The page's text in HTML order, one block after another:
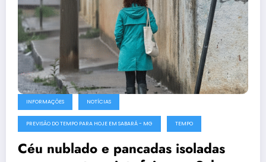
INFORMAÇÕES NOTÍCIAS
PREVISÃO DO TEMPO PARA HOJE EM SABARÁ - MG TEMPO
Céu nublado e pancadas isoladas